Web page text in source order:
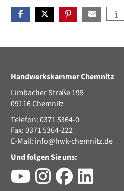
Handwerkskammer Chemnitz
Limbacher Straße 195
09116 Chemnitz
Telefon: 0371 5364-0
Fax: 0371 5364-222
E-Mail: info@hwk-chemnitz.de
Und folgen Sie uns: